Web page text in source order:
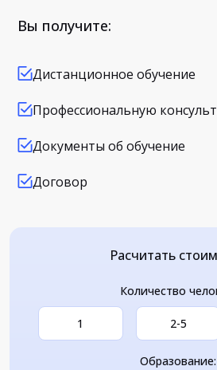
Вы получите:
Дистанционное обучение
Профессиональную
Документы об обучение
Договор
Расчитать
Количество
1 2-5
Образование: